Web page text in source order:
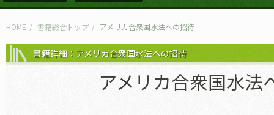
HOME 書籍総合トップ アメリカ合衆国水法への招待
書籍詳細：アメリカ合衆国水法への招待
アメリカ合衆国水法